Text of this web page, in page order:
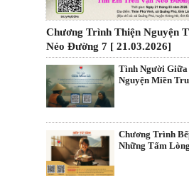
Chương Trình Thiện Nguyện
Nẻo Đường 7 [ 21.03.2026]
Tình Người
Nguyện Miền
Chương Trình
Những Tấm